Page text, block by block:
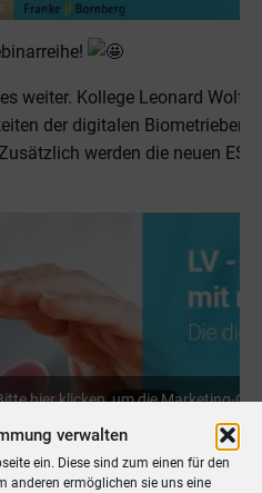
verwalten
ein. Diese sind zum einen für den
anderen ermöglichen sie uns eine
weiter. Kollege Leonard Wolf
der digitalen
Zusätzlich werden die neuen
hier klicken, um die Marketing-
akzeptieren und diesen Inhalt zu